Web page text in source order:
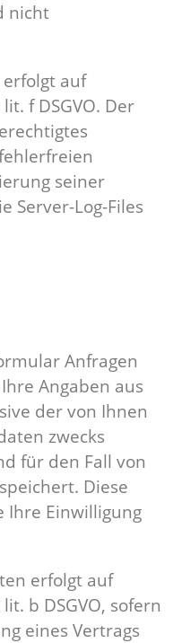
nicht
erfolgt auf
f DSGVO. Der
seiner
Server-Log-Files
Anfragen
Angaben aus
der von Ihnen
zwecks
für den Fall von
Diese
Ihre Einwilligung
erfolgt auf
b DSGVO, sofern
eines Vertrags